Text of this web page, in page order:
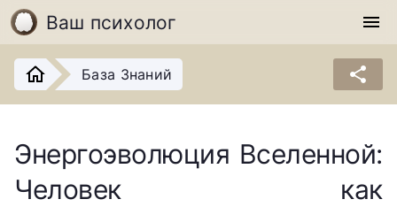
Ваш психолог menu
База Знаний share
Энергоэволюция Вселенной:
Человек как